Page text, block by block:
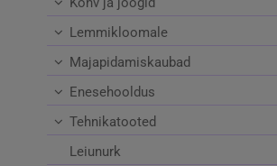
Lemmikloomale
Majapidamiskaubad
Enesehooldus
Tehnikatooted
Leiunurk